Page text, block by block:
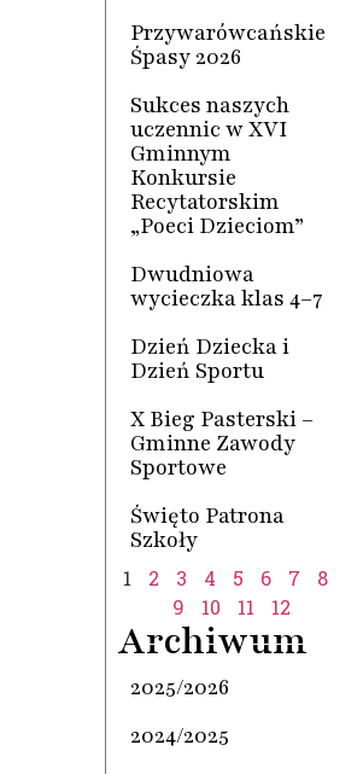
Przywarówcańskie
Śpasy 2026
Sukces naszych
uczennic w XVI
Gminnym
Konkursie
Recytatorskim
„Poeci Dzieciom”
Dwudniowa
wycieczka klas 4–7
Dzień Dziecka i
Dzień Sportu
X Bieg Pasterski –
Gminne Zawody
Sportowe
Święto Patrona
Szkoły
1 2 3 4 5 6 7
8
9
10 11 12
Archiwum
2025/2026
2024/2025